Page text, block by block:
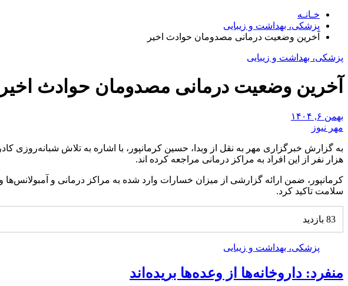
خـانـه
پزشکی، بهداشت و زیبایی
آخرین وضعیت درمانی مصدومان حوادث اخیر
پزشکی، بهداشت و زیبایی
آخرین وضعیت درمانی مصدومان حوادث اخیر
بهمن ۶, ۱۴۰۴
مهر نیوز
به گزارش خبرگزاری مهر به نقل از وبدا، حسین کرمانپور، با اشاره به تلاش شبانه‌روزی
هزار نفر از این افراد به مراکز درمانی مراجعه کرده اند.
کرمانپور، ضمن ارائه گزارشی از میزان خسارات وارد شده به مراکز درمانی و
سلامت تاکید کرد.
83 بازدید
پزشکی، بهداشت و زیبایی
منفرد: داروخانه‌ها از وعده‌ها بریده‌اند